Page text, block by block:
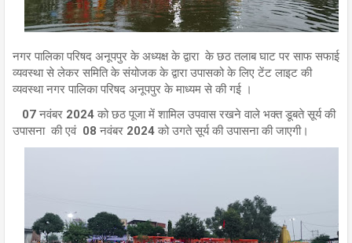
नगर पालिका परिषद अनूपपुर के अध्यक्ष के द्वारा के छठ तलाब घाट पर साफ सफाई
व्यवस्था से लेकर समिति के संयोजक के द्वारा उपासको के लिए टेंट लाइट की
व्यवस्था नगर पालिका परिषद अनूपपुर के माध्यम से की गई ।
07 नवंबर 2024 को छठ पूजा में शामिल उपवास रखने वाले भक्त डूबते सूर्य की
उपासना की एवं 08 नवंबर 2024 को उगते सूर्य की उपासना की जाएगी।